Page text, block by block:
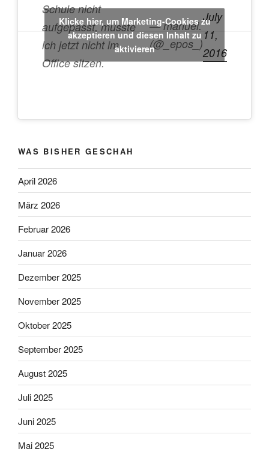
Schule nicht
aufgepasst, müsste
ich jetzt nicht im
Office sitzen.
— manuel.
(@_epos_)
July
11,
2016
Klicke hier, um Marketing-Cookies zu
akzeptieren und diesen Inhalt zu
aktivieren
WAS BISHER GESCHAH
April 2026
März 2026
Februar 2026
Januar 2026
Dezember 2025
November 2025
Oktober 2025
September 2025
August 2025
Juli 2025
Juni 2025
Mai 2025